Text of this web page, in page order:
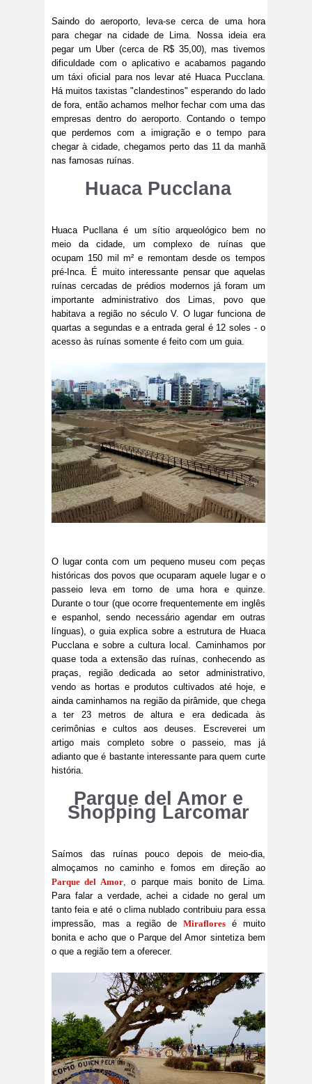
Saindo do aeroporto, leva-se cerca de uma hora
para chegar na cidade de Lima. Nossa ideia era
pegar um Uber (cerca de R$ 35,00), mas tivemos
dificuldade com o aplicativo e acabamos pagando
um táxi oficial para nos levar até Huaca Pucclana.
Há muitos taxistas "clandestinos" esperando do lado
de fora, então achamos melhor fechar com uma das
empresas dentro do aeroporto. Contando o tempo
que perdemos com a imigração e o tempo para
chegar à cidade, chegamos perto das 11 da manhã
nas famosas ruínas.
Huaca Pucclana
Huaca Pucllana é um sítio arqueológico bem no
meio da cidade, um complexo de ruínas que
ocupam 150 mil m² e remontam desde os tempos
pré-Inca. É muito interessante pensar que aquelas
ruínas cercadas de prédios modernos já foram um
importante administrativo dos Limas, povo que
habitava a região no século V. O lugar funciona de
quartas a segundas e a entrada geral é 12 soles - o
acesso às ruínas somente é feito com um guia.
O lugar conta com um pequeno museu com peças
históricas dos povos que ocuparam aquele lugar e o
passeio leva em torno de uma hora e quinze.
Durante o tour (que ocorre frequentemente em inglês
e espanhol, sendo necessário agendar em outras
línguas), o guia explica sobre a estrutura de Huaca
Pucclana e sobre a cultura local. Caminhamos por
quase toda a extensão das ruínas, conhecendo as
praças, região dedicada ao setor administrativo,
vendo as hortas e produtos cultivados até hoje, e
ainda caminhamos na região da pirâmide, que chega
a ter 23 metros de altura e era dedicada às
cerimônias e cultos aos deuses. Escreverei um
artigo mais completo sobre o passeio, mas já
adianto que é bastante interessante para quem curte
história.
Parque del Amor e
Shopping Larcomar
Saímos das ruínas pouco depois de meio-dia,
almoçamos no caminho e fomos em direção ao
Parque del Amor, o parque mais bonito de Lima.
Para falar a verdade, achei a cidade no geral um
tanto feia e até o clima nublado contribuiu para essa
impressão, mas a região deMiraflores é muito
bonita e acho que o Parque del Amor sintetiza bem
o que a região tem a oferecer.